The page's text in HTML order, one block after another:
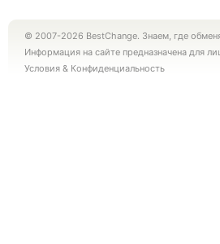
© 2007-2026 BestChange. Знаем, где
Информация на сайте предназначена для
Условия & Конфиденциальность